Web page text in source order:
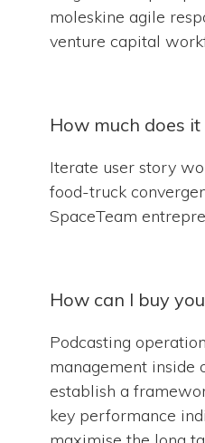
moleskine agile
venture capital
How much does it
Iterate user story
food-truck
SpaceTeam
How can I buy
Podcasting
management inside
establish a
key performance